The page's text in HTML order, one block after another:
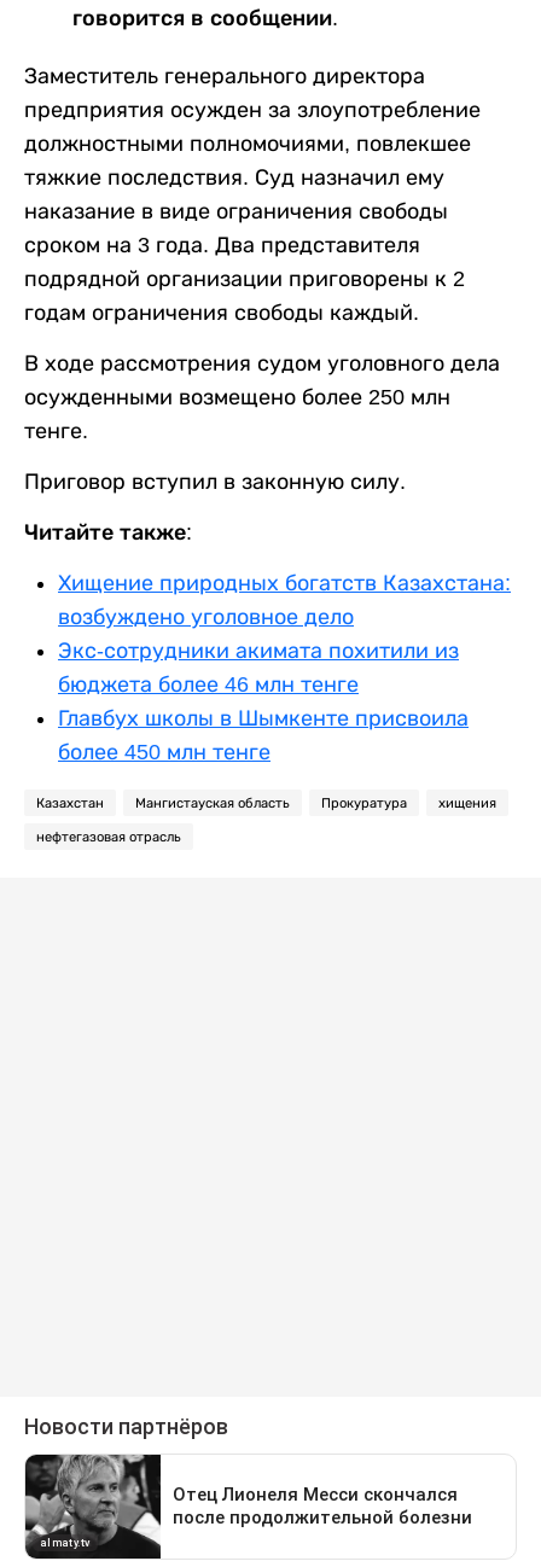
говорится в сообщении.
Заместитель генерального директора
предприятия осужден за злоупотребление
должностными полномочиями, повлекшее
тяжкие последствия. Суд назначил ему
наказание в виде ограничения свободы
сроком на 3 года. Два представителя
подрядной организации приговорены к 2
годам ограничения свободы каждый.
В ходе рассмотрения судом уголовного дела
осужденными возмещено более 250 млн
тенге.
Приговор вступил в законную силу.
Читайте также:
Хищение природных богатств Казахстана:
возбуждено уголовное дело
Экс-сотрудники акимата похитили из
бюджета более 46 млн тенге
Главбух школы в Шымкенте присвоила
более 450 млн тенге
Казахстан Мангистауская область Прокуратура хищения
нефтегазовая отрасль